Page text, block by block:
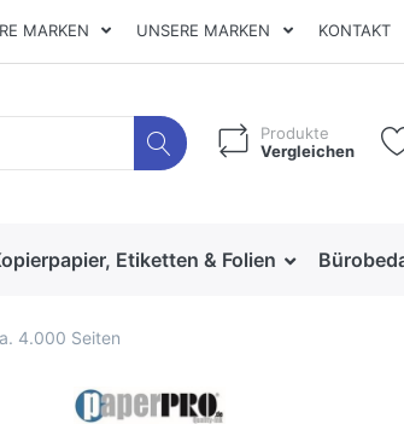
MARKEN UNSERE MARKEN KONTAKT
Produkte
Vergleichen
Etiketten & Folien
4.000 Seiten